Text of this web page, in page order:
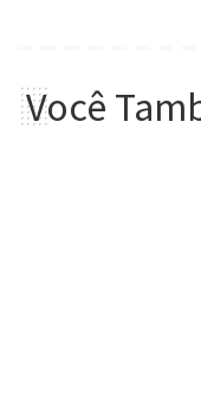
Você